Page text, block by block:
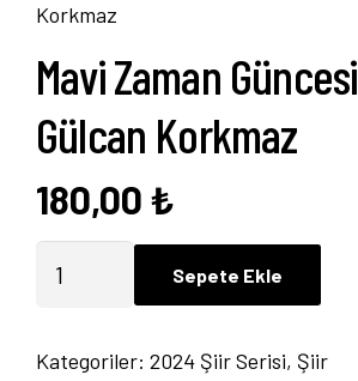
Korkmaz
Mavi Zaman
Gülcan Korkmaz
180,00 ₺
Zaman
-
Sepete Ekle
Kategoriler: 2024 Şiir Serisi, Şiir